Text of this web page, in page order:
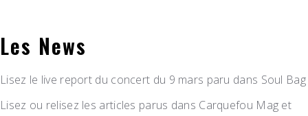
Les News
Lisez le live report du concert du 9 mars paru dans Soul Bag
Lisez ou relisez les articles parus dans Carquefou Mag et